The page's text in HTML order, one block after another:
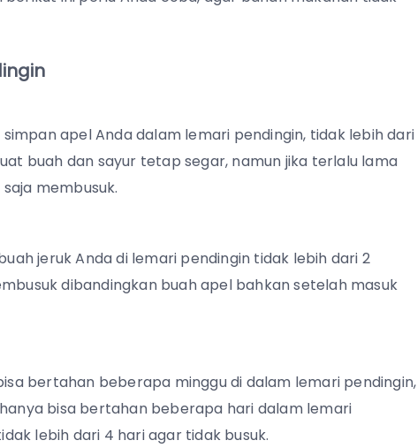
apel Anda dalam lemari pendingin, tidak lebih dari
buah dan sayur tetap segar, namun jika terlalu lama
membusuk.
jeruk Anda di lemari pendingin tidak lebih dari 2
dibandingkan buah apel bahkan setelah masuk
bertahan beberapa minggu di dalam lemari pendingin,
bisa bertahan beberapa hari dalam lemari
lebih dari 4 hari agar tidak busuk.